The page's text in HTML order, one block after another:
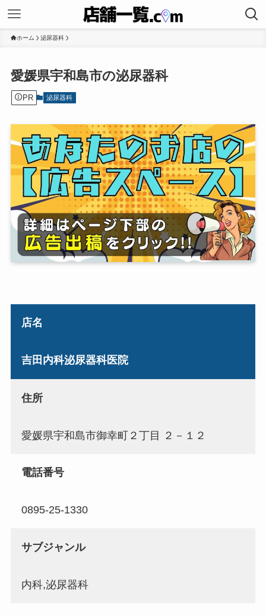
ホーム 泌尿器科
愛媛県宇和島市の泌尿器科
PR 泌尿器科
店名
吉田内科泌尿器科医院
住所
愛媛県宇和島市御幸町２丁目 ２－１２
電話番号
0895-25-1330
サブジャンル
内科,泌尿器科